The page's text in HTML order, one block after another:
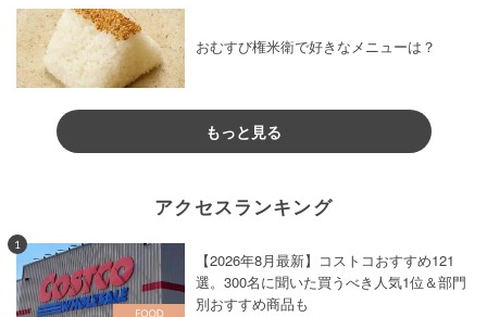
おむすび権米衛で好きなメニューは？
もっと見る
アクセスランキング
1
【2026年8月最新】コストコおすすめ121
選。300名に聞いた買うべき人気1位＆部門
別おすすめ商品も